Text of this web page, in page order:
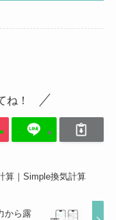
ね！
算｜Simple換気計算
から露